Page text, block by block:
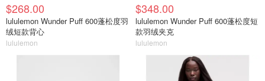
$268.00
lululemon Wunder Puff 600蓬松度羽
绒短款背心
lululemon
$348.00
lululemon Wunder Puff 600蓬松度短
款羽绒夹克
lululemon